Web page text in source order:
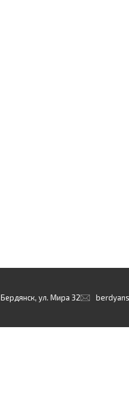
Бердянск, ул. Мира 32